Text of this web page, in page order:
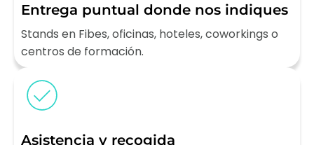
Entrega puntual donde nos indiques
Stands en Fibes, oficinas, hoteles, coworkings o
centros de formación.
Asistencia y recogida